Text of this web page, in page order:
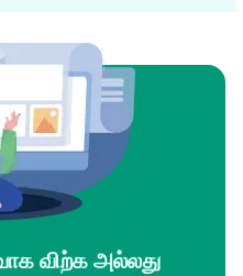
விற்க அல்லது